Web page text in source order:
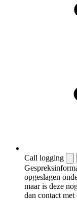
Call logging
opgeslagen
maar is deze
dan contact met